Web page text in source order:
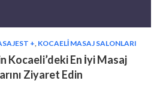
+, KOCAELI MASAJ SALONLARI
Kocaeli’deki En İyi Masaj
Ziyaret Edin